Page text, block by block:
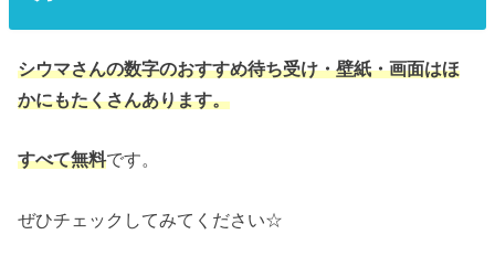
シウマさんの数字のおすすめ待ち受け・壁紙・画面はほ
かにもたくさんあります。
すべて無料です。
ぜひチェックしてみてください☆